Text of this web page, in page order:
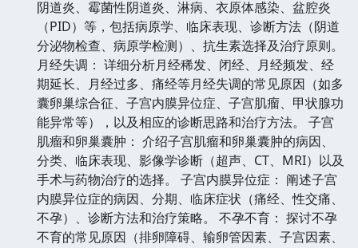
阴道炎、霉菌性阴道炎、淋病、衣原体感染、盆腔炎
（PID）等，包括病原学、临床表现、诊断方法（阴道
分泌物检查、病原学检测）、抗生素选择及治疗原则。
月经失调： 详细分析月经稀发、闭经、月经频发、经
期延长、月经过多、痛经等月经失调的常见原因（如多
囊卵巢综合征、子宫内膜异位症、子宫肌瘤、甲状腺功
能异常等），以及相应的诊断思路和治疗方法。 子宫
肌瘤和卵巢囊肿： 介绍子宫肌瘤和卵巢囊肿的病因、
分类、临床表现、影像学诊断（超声、CT、MRI）以及
手术与药物治疗的选择。 子宫内膜异位症： 阐述子宫
内膜异位症的病因、分期、临床症状（痛经、性交痛、
不孕）、诊断方法和治疗策略。 不孕不育： 探讨不孕
不育的常见原因（排卵障碍、输卵管因素、子宫因素、